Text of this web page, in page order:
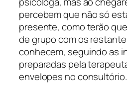
percebem que não só
presente, como terão
de grupo com os
conhecem, seguindo as
preparadas pela
envelopes no consultório.